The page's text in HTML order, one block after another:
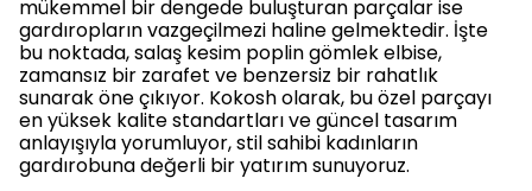
mükemmel bir dengede buluşturan parçalar ise
gardıropların vazgeçilmezi haline gelmektedir. İşte
bu noktada, salaş kesim poplin gömlek elbise,
zamansız bir zarafet ve benzersiz bir rahatlık
sunarak öne çıkıyor. Kokosh olarak, bu özel parçayı
en yüksek kalite standartları ve güncel tasarım
anlayışıyla yorumluyor, stil sahibi kadınların
gardırobuna değerli bir yatırım sunuyoruz.